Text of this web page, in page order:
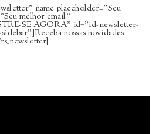
name_placeholder=”Seu
melhor email”
SE AGORA” id=”id-newsletter-
nossas novidades